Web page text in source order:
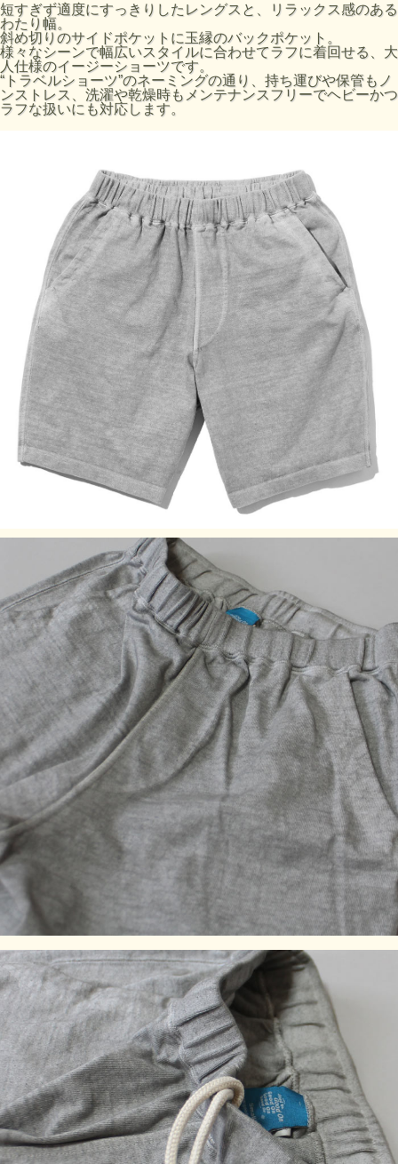
Fabric Made in USA
Assembled in Japan
サイズの目安
サイズ
ウエスト/伸
縮(cm)
股上(cm) 股下(cm) わたり幅(cm)
74～100 20.5
サイズ感の目安 / S=30～32インチ、M=32～34インチ、L=34
～36インチ
商品番号:GOPT1602
素材:100% Cotton / 9 oz Heavy Jersey
染色技法:製品染め（反応染め）、製品染め（顔料染め）
※ご購入後はじめの数回は色落ちする事がありますので単品
でのお洗濯をおすすめ致します。
ご注意事項：製品染め後に洗濯乾燥済みのため最も縮んでい
る状態です。着用していくうちに詰まっている生地目が緩
み、身体に馴染んでいきます。※製品染め商品の特性上、染
め上がりのお色やサイズに若干の個体差がございますので予
めご了承ください。また、独特のユーズド感のある表情、多
少のゆがみや擦れ、縫い目部分のしわ、生地の織り線等は製
品の特徴です。 不均一感やラフ感をお楽しみください。
製品染め商品は染色と洗いにより縮んだ状態で販売しており
ますので仕上がりの寸法には個体差があります。上記の寸法
値は目安としてご参考ください。採寸方法はサイズガイドペ
ージにてご確認ください。
※商品写真の色合いは、ご使用のデバイス並びにモニター設
短すぎず適度にすっきりしたレングスと、リラックス感のある
わたり幅。
斜め切りのサイドポケットに玉縁のバックポケット。
様々なシーンで幅広いスタイルに合わせてラフに着回せる、大
人仕様のイージーショーツです。
“トラベルショーツ”のネーミングの通り、持ち運びや保管もノ
ンストレス、洗濯や乾燥時もメンテナンスフリーでヘビーかつ
ラフな扱いにも対応します。